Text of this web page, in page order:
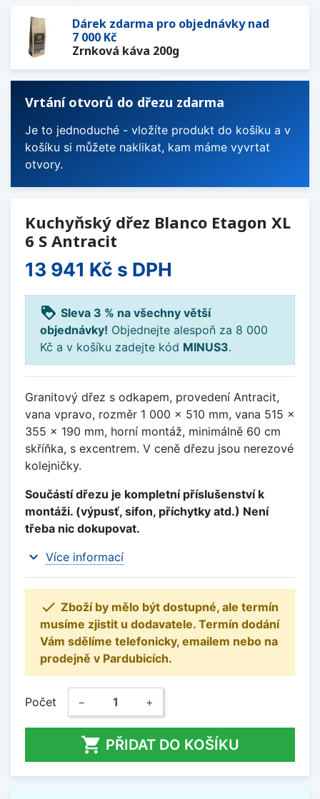
Dárek zdarma pro objednávky nad
7 000 Kč
Zrnková káva 200g
Vrtání otvorů do dřezu zdarma
Je to jednoduché - vložíte produkt do košíku a v
košíku si můžete naklikat, kam máme vyvrtat
otvory.
Kuchyňský dřez Blanco Etagon XL
6 S Antracit
13 941 Kč s DPH
loyalty Sleva 3 % na všechny větší
objednávky! Objednejte alespoň za 8 000
Kč a v košíku zadejte kód MINUS3.
Granitový dřez s odkapem, provedení Antracit,
vana vpravo, rozměr 1 000 x 510 mm, vana 515 x
355 x 190 mm, horní montáž, minimálně 60 cm
skříňka, s excentrem. V ceně dřezu jsou nerezové
kolejničky.
Součástí dřezu je kompletní příslušenství k
montáži. (výpusť, sifon, příchytky atd.) Není
třeba nic dokupovat.
expand_more Více informací
 Zboží by mělo být dostupné, ale termín
musíme zjistit u dodavatele. Termín dodání
Vám sdělíme telefonicky, emailem nebo na
prodejně v Pardubicích.
Počet − +
 PŘIDAT DO KOŠÍKU